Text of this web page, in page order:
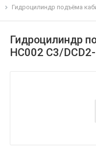
Гидроцилиндр подъёма
Гидроцилиндр
HC002 C3/